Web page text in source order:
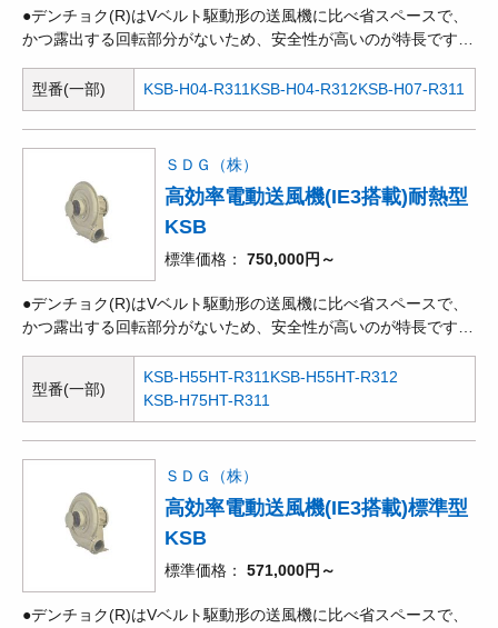
●デンチョク(R)はVベルト駆動形の送風機に比べ省スペースで、
かつ露出する回転部分がないため、安全性が高いのが特長です。
め、効率も良く、騒音も低い値になります。風量、静圧とも高範
囲に使用できます。●風量が多く、選定範囲の広い多目的送風機
です。●電動機部とケーシング部が分離した構造で、軸受への水
分の浸入や粉じんの混入を防いでいます。●吸気温度60℃までの
連続安定運転が可能です。●標準塗装色マンセル2.5Y6/2。
型番(一部) KSB-H04-R311 KSB-H04-R312KSB-H07-R311
ＳＤＧ（株）
高効率電動送風機(IE3搭載)耐熱型
KSB
標準価格 750,000円～
●デンチョク(R)はVベルト駆動形の送風機に比べ省スペースで、
かつ露出する回転部分がないため、安全性が高いのが特長です。
め、効率も良く、騒音も低い値になります。風量、静圧とも高範
囲に使用できます。●風量が多く、選定範囲の広い多目的送風機
です。●電動機部とケーシング部が分離した構造で、軸受への水
分の浸入や粉じんの混入を防いでいます。●耐熱シルバー。
型番(一部)
KSB-H55HT-R311 KSB-H55HT-R312
KSB-H75HT-R311
ＳＤＧ（株）
高効率電動送風機(IE3搭載)標準型
KSB
標準価格 571,000円～
●デンチョク(R)はVベルト駆動形の送風機に比べ省スペースで、